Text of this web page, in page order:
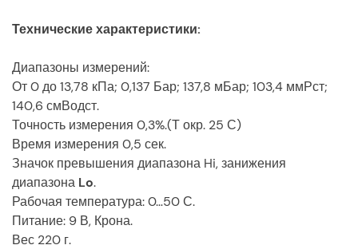
Технические характеристики:
Диапазоны измерений:
От 0 до 13,78 кПа; 0,137 Бар; 137,8 мБар; 103,4 ммРст;
140,6 смВодст.
Точность измерения 0,3%.(Т окр. 25 С)
Время измерения 0,5 сек.
Значок превышения диапазона Hi, занижения
диапазона Lo.
Рабочая температура: 0…50 С.
Питание: 9 В, Крона.
Вес 220 г.